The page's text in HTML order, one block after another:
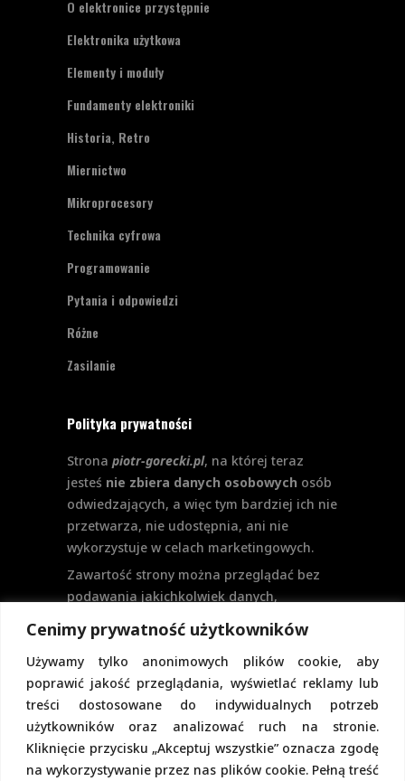
Cenimy prywatność użytkowników
Używamy tylko anonimowych plików cookie, aby
poprawić jakość przeglądania, wyświetlać reklamy lub
treści dostosowane do indywidualnych potrzeb
użytkowników oraz analizować ruch na stronie.
Kliknięcie przycisku „Akceptuj wszystkie” oznacza zgodę
na wykorzystywanie przez nas plików cookie. Pełną treść
O elektronice przystępnie
Elektronika użytkowa
Elementy i moduły
Fundamenty elektroniki
Historia, Retro
Miernictwo
Mikroprocesory
Technika cyfrowa
Programowanie
Pytania i odpowiedzi
Różne
Zasilanie
Polityka prywatności
Strona piotr-gorecki.pl, na której teraz
jesteś nie zbiera danych osobowych osób
odwiedzających, a więc tym bardziej ich nie
przetwarza, nie udostępnia, ani nie
wykorzystuje w celach marketingowych.
Zawartość strony można przeglądać bez
podawania jakichkolwiek danych,
logowanie. Aktualnie na stronie nie
przewiduje się formularzy kontaktowych
ani systemu komentarzy, co wiązałoby się
z udostępnianiem i przetwarzaniem
danych osobowych.
Pełną politykę prywatności znajdziecie
pod tym linkiem.